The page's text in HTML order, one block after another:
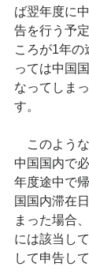
ば翌年度に
告を行う予
ころが1年の
っては中国
なってしま
す。
このよう
中国国内で
年度途中で
国国内滞在
まった場合
には該当し
して申告し